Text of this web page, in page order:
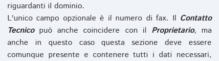
riguardanti il dominio.
L'unico campo opzionale è il numero di fax. Il Contatto
Tecnicopuò anche coincidere con il Proprietario, ma
anche in questo caso questa sezione deve essere
comunque presente e contenere tutti i dati necessari,